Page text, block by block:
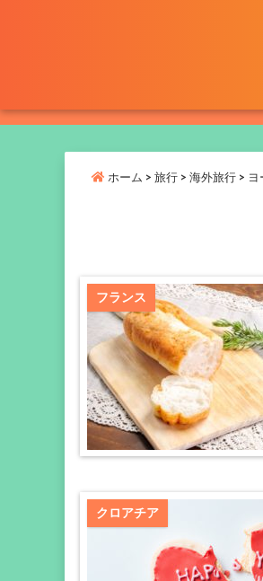
ホーム > 旅行 > 海外旅行 >
フランス
クロアチア